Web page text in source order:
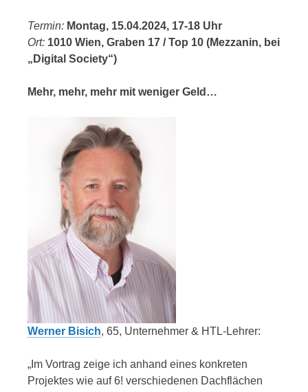
Termin: Montag, 15.04.2024, 17-18 Uhr
Ort: 1010 Wien, Graben 17 / Top 10 (Mezzanin, bei
„Digital Society“)
Mehr, mehr, mehr mit weniger Geld…
Werner Bisich, 65, Unternehmer & HTL-Lehrer:
„Im Vortrag zeige ich anhand eines konkreten
Projektes wie auf 6! verschiedenen Dachflächen